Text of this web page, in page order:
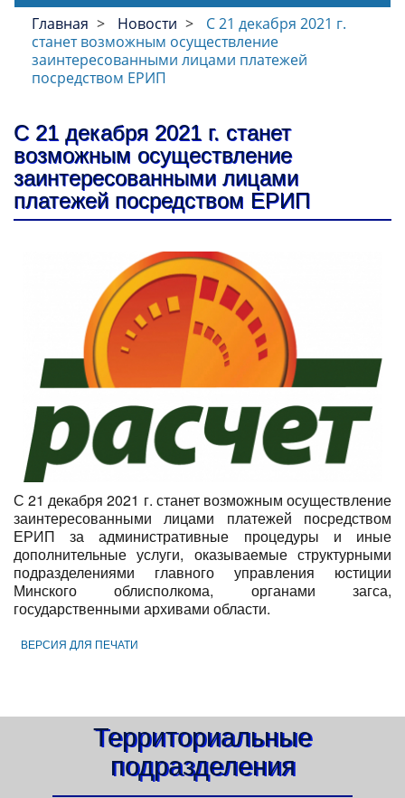
Главная
Новости
С 21 декабря 2021 г.
станет возможным осуществление
заинтересованными лицами платежей
посредством ЕРИП
С 21 декабря 2021 г. станет
возможным осуществление
заинтересованными лицами
платежей посредством ЕРИП
С 21 декабря 2021 г. станет возможным осуществление
заинтересованными лицами платежей посредством
ЕРИП за административные процедуры и иные
дополнительные услуги, оказываемые структурными
подразделениями главного управления юстиции
Минского облисполкома, органами загса,
государственными архивами области.
ВЕРСИЯ ДЛЯ ПЕЧАТИ
Территориальные
подразделения